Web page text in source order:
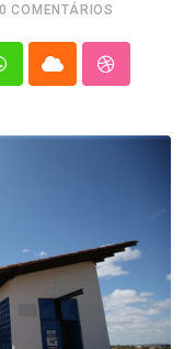
0 COMENTÁRIOS
Cloud